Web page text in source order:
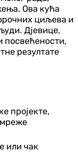
Ова кућа
циљева и
Дјевице,
посвећености,
резултате
пројекте,
или чак